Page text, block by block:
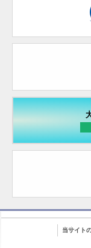
当サイト